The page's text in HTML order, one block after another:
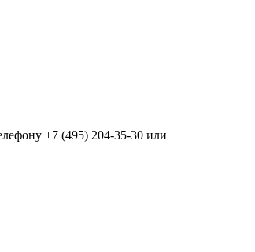
+7 (495) 204-35-30 или